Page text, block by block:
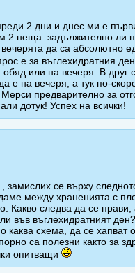
2 дни и днес ми е
2 неща: задължително ли
да са абсолютно
е за въглехидратния
или на вечеря. В друг
е на вечеря, а тук по-
предварително за
дотук! Успех на всички!
, замислих се върху
между храненията с
Какво следва да се прави,
във въглехидратният ден?
схема, да се хапват
са полезни както за
опитващи